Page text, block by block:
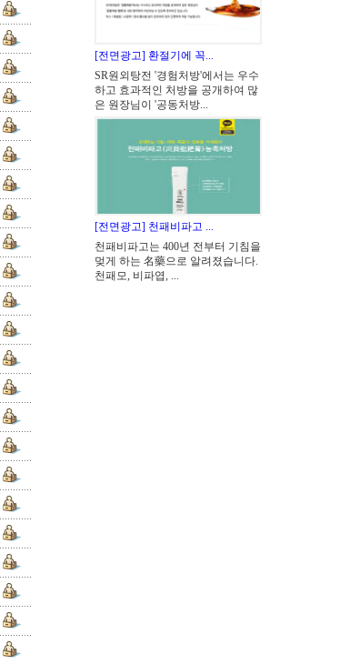
[전면광고] 환절기에 꼭...
SR원외탕전 '경험처방'에서는 우수
하고 효과적인 처방을 공개하여 많
은 원장님이 '공동처방...
[전면광고] 천패비파고 ...
천패비파고는 400년 전부터 기침을
멎게 하는 名藥으로 알려졌습니다.
천패모, 비파엽, ...